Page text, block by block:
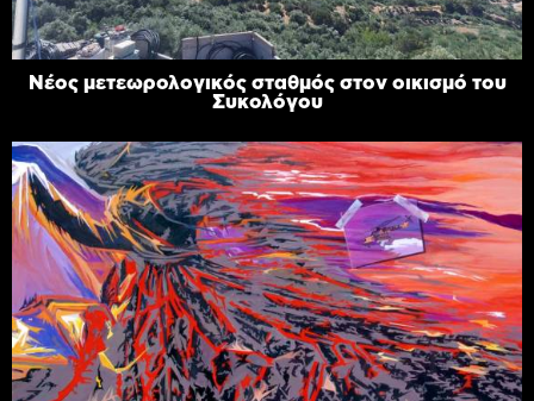
Νέος μετεωρολογικός σταθμός στον οικισμό του
Συκολόγου